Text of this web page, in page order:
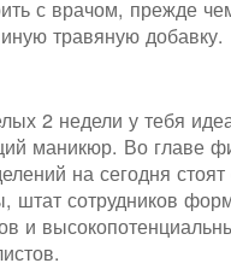
с врачом, прежде
травяную добавку.
2 недели у тебя
маникюр. Во главе
на сегодня
штат сотрудников
и